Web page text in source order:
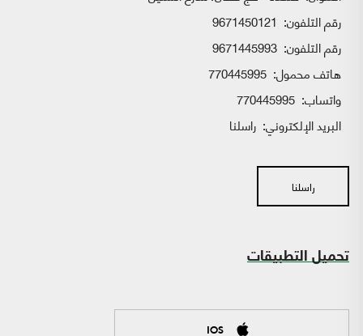
رقم التلفون: 9671450121
رقم التلفون: 9671445993
هاتف محمول: 770445995
واتساب:
البريد الإلكتروني: راسلنا
راسلنا
تحميل التطبيقات
IOS